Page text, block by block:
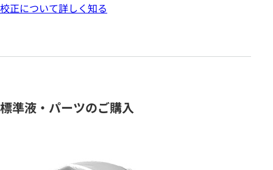
校正について詳しく知る
標準液・パーツのご購入